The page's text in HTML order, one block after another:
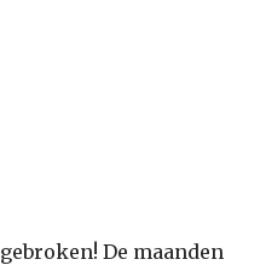
De maanden